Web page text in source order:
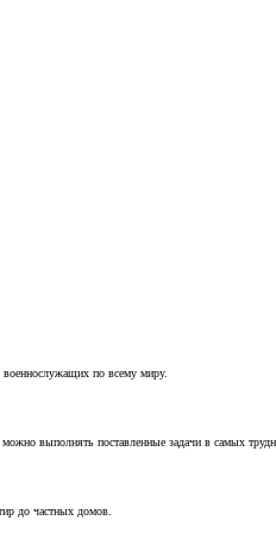
по всему миру.
выполнять поставленные задачи в самых
до частных домов.